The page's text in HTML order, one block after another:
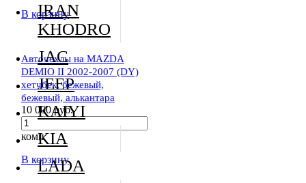
В корзину
Авточехлы на MAZDA
DEMIO II 2002-2007 (DY)
хетчбек, бежевый,
бежевый, алькантара
10 000 руб.
комп
В корзину
IRAN
KHODRO
JAC
JEEP
KAIYI
KIA
LADA